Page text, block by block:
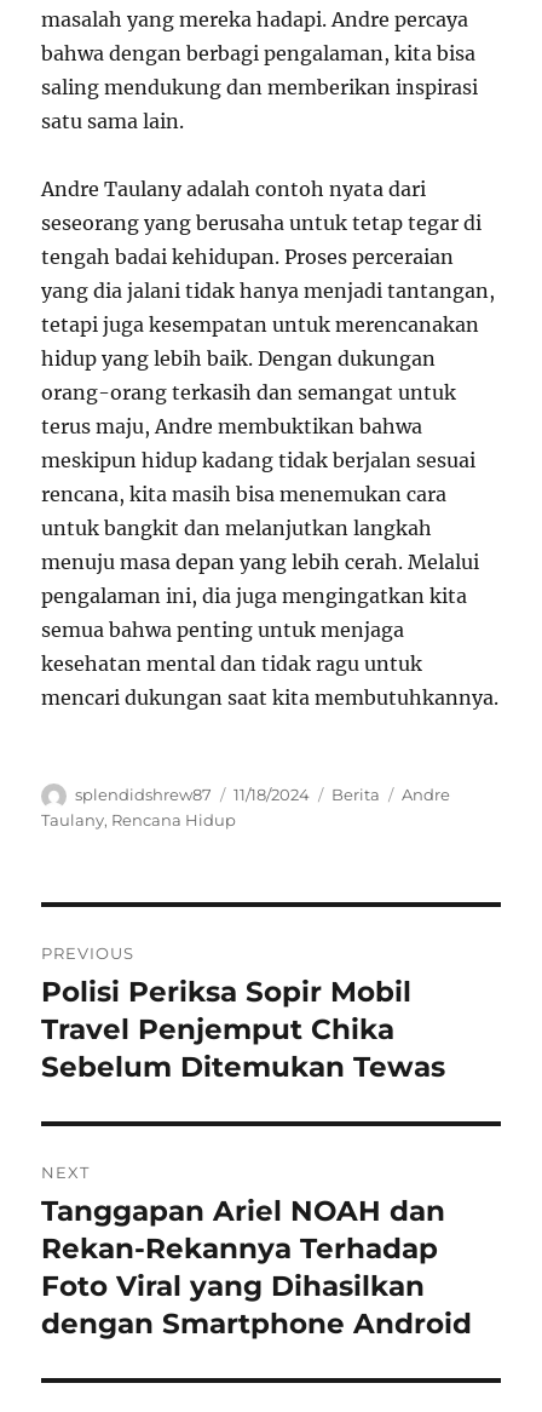
masalah yang mereka hadapi. Andre percaya
bahwa dengan berbagi pengalaman, kita bisa
saling mendukung dan memberikan inspirasi
satu sama lain.
Andre Taulany adalah contoh nyata dari
seseorang yang berusaha untuk tetap tegar di
tengah badai kehidupan. Proses perceraian
yang dia jalani tidak hanya menjadi tantangan,
tetapi juga kesempatan untuk merencanakan
hidup yang lebih baik. Dengan dukungan
orang-orang terkasih dan semangat untuk
terus maju, Andre membuktikan bahwa
meskipun hidup kadang tidak berjalan sesuai
rencana, kita masih bisa menemukan cara
untuk bangkit dan melanjutkan langkah
menuju masa depan yang lebih cerah. Melalui
pengalaman ini, dia juga mengingatkan kita
semua bahwa penting untuk menjaga
kesehatan mental dan tidak ragu untuk
mencari dukungan saat kita membutuhkannya.
Author
splendidshrew87
Posted
on
11/18/2024 Categories
Berita Tags
Andre
Taulany, Rencana Hidup
pos
PREVIOUS
Previous
post:
Polisi Periksa Sopir Mobil
Travel Penjemput Chika
Sebelum Ditemukan Tewas
NEXT
Next
post:
Tanggapan Ariel NOAH dan
Rekan-Rekannya Terhadap
Foto Viral yang Dihasilkan
dengan Smartphone Android